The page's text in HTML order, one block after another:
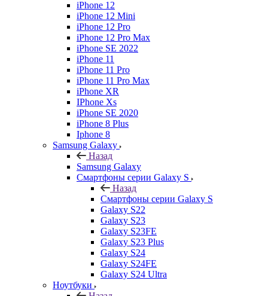
iPhone 12
iPhone 12 Mini
iPhone 12 Pro
iPhone 12 Pro Max
iPhone SE 2022
iPhone 11
iPhone 11 Pro
iPhone 11 Pro Max
iPhone XR
IPhone Xs
iPhone SE 2020
iPhone 8 Plus
Iphone 8
Samsung Galaxy
Назад
Samsung Galaxy
Смартфоны серии Galaxy S
Назад
Смартфоны серии Galaxy S
Galaxy S22
Galaxy S23
Galaxy S23FE
Galaxy S23 Plus
Galaxy S24
Galaxy S24FE
Galaxy S24 Ultra
Ноутбуки